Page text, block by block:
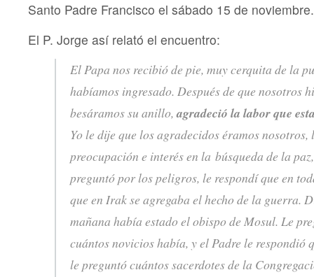
Santo Padre Francisco el sábado 15 de noviembre.
El P. Jorge así relató el encuentro:
El Papa nos recibió de pie, muy cerquita de la
habíamos ingresado. Después de que nosotros
besáramos su anillo,agradeció la labor que
Yo le dije que los agradecidos éramos
preocupación e interés en la búsqueda de la
preguntó por los peligros, le respondí que en
que en Irak se agregaba el hecho de la guerra.
mañana había estado el obispo de Mosul. Le
cuántos novicios había, y el Padre le respondió
le preguntó cuántos sacerdotes de la